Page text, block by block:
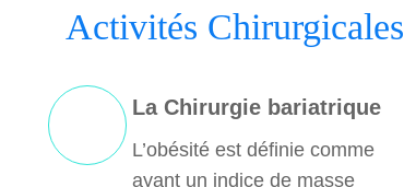
Activités Chirurgicales
La Chirurgie bariatrique
L’obésité est définie comme
ayant un indice de masse